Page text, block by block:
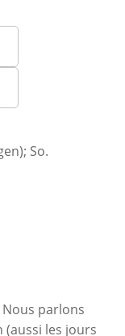
So.
parlons
(aussi les jours